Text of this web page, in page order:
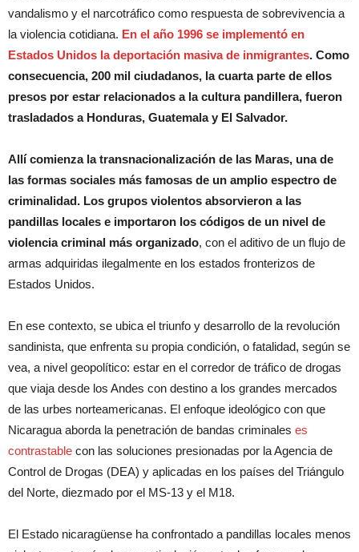
vandalismo y el narcotráfico como respuesta de sobrevivencia a
la violencia cotidiana. En el año 1996 se implementó en
Estados Unidos la deportación masiva de inmigrantes. Como
consecuencia, 200 mil ciudadanos, la cuarta parte de ellos
presos por estar relacionados a la cultura pandillera, fueron
trasladados a Honduras, Guatemala y El Salvador.
Allí comienza la transnacionalización de las Maras, una de
las formas sociales más famosas de un amplio espectro de
criminalidad. Los grupos violentos absorvieron a las
pandillas locales e importaron los códigos de un nivel de
violencia criminal más organizado, con el aditivo de un flujo de
armas adquiridas ilegalmente en los estados fronterizos de
Estados Unidos.
En ese contexto, se ubica el triunfo y desarrollo de la revolución
sandinista, que enfrenta su propia condición, o fatalidad, según se
vea, a nivel geopolítico: estar en el corredor de tráfico de drogas
que viaja desde los Andes con destino a los grandes mercados
de las urbes norteamericanas. El enfoque ideológico con que
Nicaragua aborda la penetración de bandas criminales es
contrastable con las soluciones presionadas por la Agencia de
Control de Drogas (DEA) y aplicadas en los países del Triángulo
del Norte, diezmado por el MS-13 y el M18.
El Estado nicaragüense ha confrontado a pandillas locales menos